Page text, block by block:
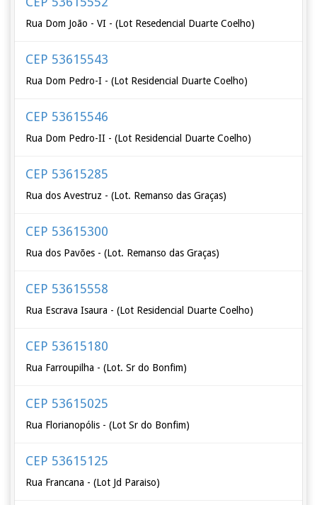
Rua Dom João - VI - (Lot Resedencial Duarte Coelho)
CEP 53615543
Rua Dom Pedro-I - (Lot Residencial Duarte Coelho)
CEP 53615546
Rua Dom Pedro-II - (Lot Residencial Duarte Coelho)
CEP 53615285
Rua dos Avestruz - (Lot. Remanso das Graças)
CEP 53615300
Rua dos Pavões - (Lot. Remanso das Graças)
CEP 53615558
Rua Escrava Isaura - (Lot Residencial Duarte Coelho)
CEP 53615180
Rua Farroupilha - (Lot. Sr do Bonfim)
CEP 53615025
Rua Florianopólis - (Lot Sr do Bonfim)
CEP 53615125
Rua Francana - (Lot Jd Paraiso)